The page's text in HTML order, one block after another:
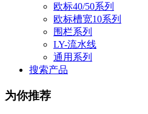
欧标40/50系列
欧标槽宽10系列
围栏系列
LY-流水线
通用系列
搜索产品
为你推荐